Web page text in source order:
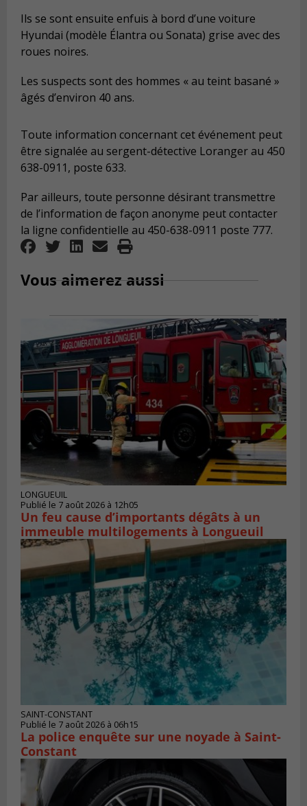
Ils se sont ensuite enfuis à bord d’une voiture
Hyundai (modèle Élantra ou Sonata) grise avec des
roues noires.
Les suspects sont des hommes « au teint basané »
âgés d’environ 40 ans.
Toute information concernant cet événement peut
être signalée au sergent-détective Loranger au 450
638-0911, poste 633.
Par ailleurs, toute personne désirant transmettre
de l’information de façon anonyme peut contacter
la ligne confidentielle au 450-638-0911 poste 777.
Vous aimerez aussi
LONGUEUIL
Publié le 7 août 2026 à 12h05
Un feu cause d’importants dégâts à un
immeuble multilogements à Longueuil
SAINT-CONSTANT
Publié le 7 août 2026 à 06h15
La police enquête sur une noyade à Saint-
Constant